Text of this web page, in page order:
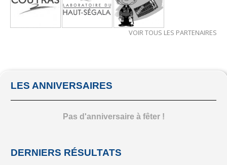
VOIR TOUS LES PARTENAIRES
LES ANNIVERSAIRES
Pas d'anniversaire à fêter !
DERNIERS RÉSULTATS